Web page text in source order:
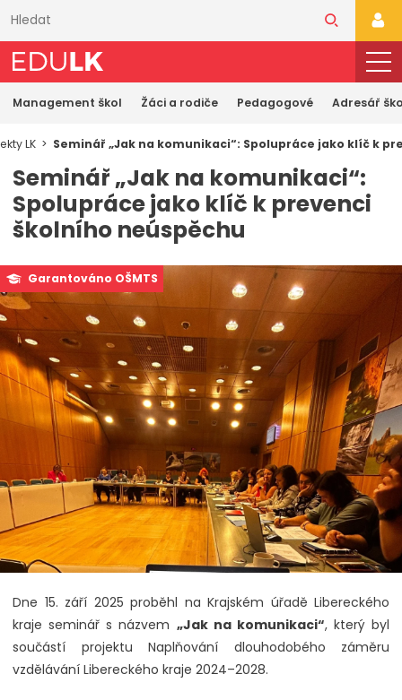
obsahu
Management škol Žáci a rodiče Pedagogové Adresář
LK Seminář „Jak na komunikaci“: Spolupráce jako klíč k
Seminář „Jak na komunikaci“:
Spolupráce jako klíč k prevenci
školního neúspěchu
Garantováno OŠMTS
Dne 15. září 2025 proběhl na Krajském úřadě Libereckého
kraje seminář s názvem „Jak na komunikaci“, který byl
součástí projektu Naplňování dlouhodobého záměru
vzdělávání Libereckého kraje 2024–2028.